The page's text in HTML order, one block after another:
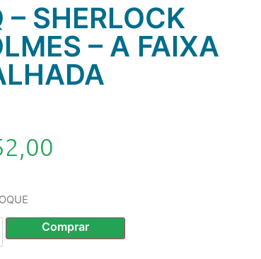
– SHERLOCK
– A FAIXA
Comprar